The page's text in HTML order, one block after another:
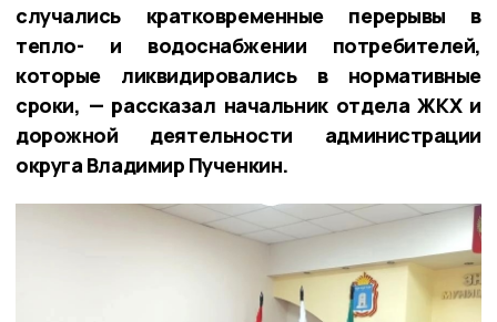
случались кратковременные перерывы в
тепло- и водоснабжении потребителей,
которые ликвидировались в нормативные
сроки, — рассказал начальник отдела ЖКХ и
дорожной деятельности администрации
округа Владимир Пученкин.